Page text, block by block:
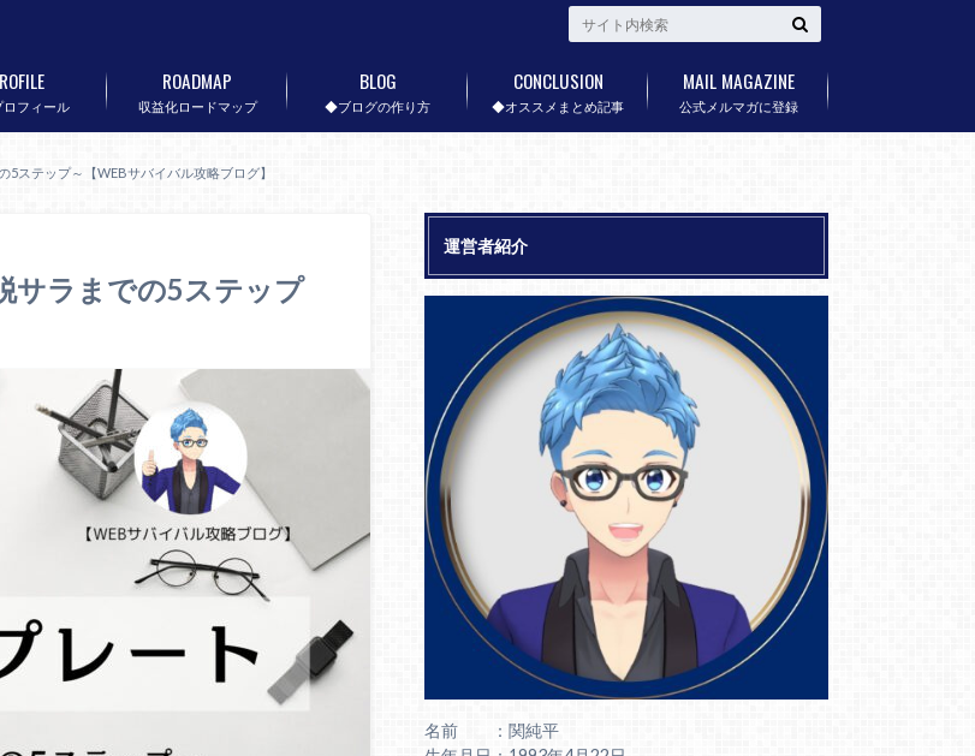
ロフィール 収益化ロードマップ
ROADMAP
◆ブログの作り方
BLOG
◆オススメまとめ記事
CONCLUSION
公式メルマガに登録
MAIL MAGAZINE
ステップ～【WEBサバイバル攻略ブログ】
サラまでの5ステップ
運営者紹介
名前 ：関純平